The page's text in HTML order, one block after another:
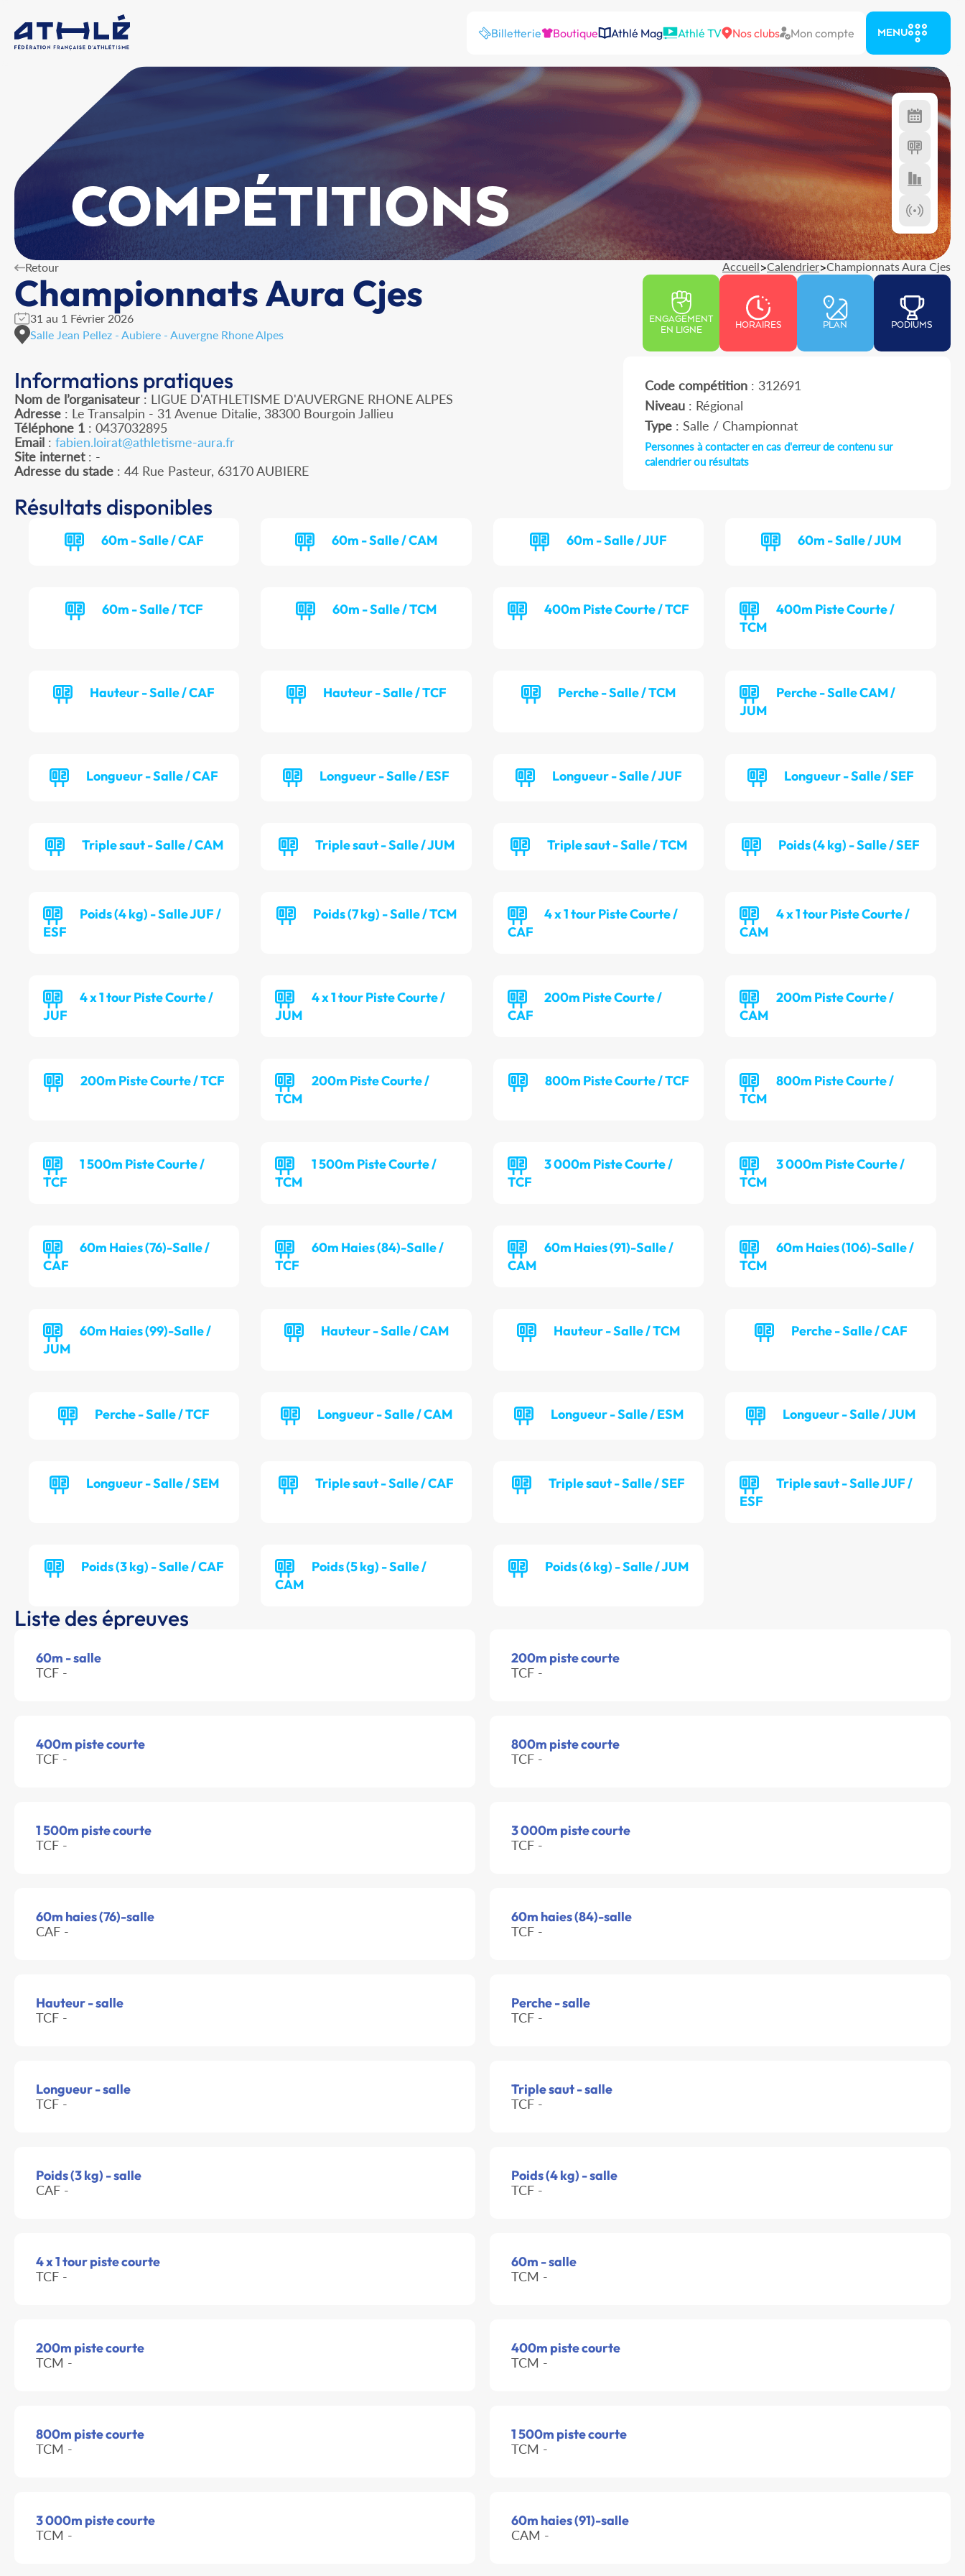
Billetterie Boutique Athlé Mag Athlé TV Nos clubs Mon compte MENU
COMPÉTITIONS
Retour Accueil>Calendrier>Championnats Aura Cjes
Championnats Aura Cjes
31 au 1 Février 2026
Salle Jean Pellez - Aubiere - Auvergne Rhone Alpes
ENGAGEMENT
EN LIGNE
HORAIRES PLAN PODIUMS
Informations pratiques
Nom de l’organisateur : LIGUE D'ATHLETISME D'AUVERGNE RHONE ALPES
Adresse : Le Transalpin - 31 Avenue Ditalie, 38300 Bourgoin Jallieu
Téléphone 1 : 0437032895
Email : fabien.loirat@athletisme-aura.fr
Site internet: -
Adresse du stade : 44 Rue Pasteur, 63170 AUBIERE
Code compétition: 312691
Niveau: Régional
Type: Salle / Championnat
Personnes à contacter en cas d'erreur de contenu sur
calendrier ou résultats
Résultats disponibles
60m - Salle / CAF 60m - Salle / CAM 60m - Salle / JUF 60m - Salle / JUM
60m - Salle / TCF 60m - Salle / TCM 400m Piste Courte / TCF
400m Piste Courte /
TCM
Hauteur - Salle / CAF Hauteur - Salle / TCF Perche - Salle / TCM
Perche - Salle CAM /
JUM
Longueur - Salle / CAF Longueur - Salle / ESF Longueur - Salle / JUF Longueur - Salle / SEF
Triple saut - Salle / CAM Triple saut - Salle / JUM Triple saut - Salle / TCM Poids (4 kg) - Salle / SEF
Poids (4 kg) - Salle JUF /
ESF
Poids (7 kg) - Salle / TCM
4 x 1 tour Piste Courte /
CAF
4 x 1 tour Piste Courte /
CAM
4 x 1 tour Piste Courte /
JUF
4 x 1 tour Piste Courte /
JUM
200m Piste Courte /
CAF
200m Piste Courte /
CAM
200m Piste Courte / TCF
200m Piste Courte /
TCM
800m Piste Courte / TCF
800m Piste Courte /
TCM
1 500m Piste Courte /
TCF
1 500m Piste Courte /
TCM
3 000m Piste Courte /
TCF
3 000m Piste Courte /
TCM
60m Haies (76)-Salle /
CAF
60m Haies (84)-Salle /
TCF
60m Haies (91)-Salle /
CAM
60m Haies (106)-Salle /
TCM
60m Haies (99)-Salle /
JUM
Hauteur - Salle / CAM Hauteur - Salle / TCM Perche - Salle / CAF
Perche - Salle / TCF Longueur - Salle / CAM Longueur - Salle / ESM Longueur - Salle / JUM
Longueur - Salle / SEM Triple saut - Salle / CAF Triple saut - Salle / SEF
Triple saut - Salle JUF /
ESF
Poids (3 kg) - Salle / CAF
Poids (5 kg) - Salle /
CAM
Poids (6 kg) - Salle / JUM
Liste des épreuves
60m - salle
TCF -
200m piste courte
TCF -
400m piste courte
TCF -
800m piste courte
TCF -
1 500m piste courte
TCF -
3 000m piste courte
TCF -
60m haies (76)-salle
CAF -
60m haies (84)-salle
TCF -
Hauteur - salle
TCF -
Perche - salle
TCF -
Longueur - salle
TCF -
Triple saut - salle
TCF -
Poids (3 kg) - salle
CAF -
Poids (4 kg) - salle
TCF -
4 x 1 tour piste courte
TCF -
60m - salle
TCM -
200m piste courte
TCM -
400m piste courte
TCM -
800m piste courte
TCM -
1 500m piste courte
TCM -
3 000m piste courte
TCM -
60m haies (91)-salle
CAM -